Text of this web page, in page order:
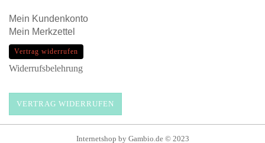
Mein Kundenkonto
Mein Merkzettel
Vertrag widerrufen
Widerrufsbelehrung
VERTRAG WIDERRUFEN
Internetshop by Gambio.de © 2023